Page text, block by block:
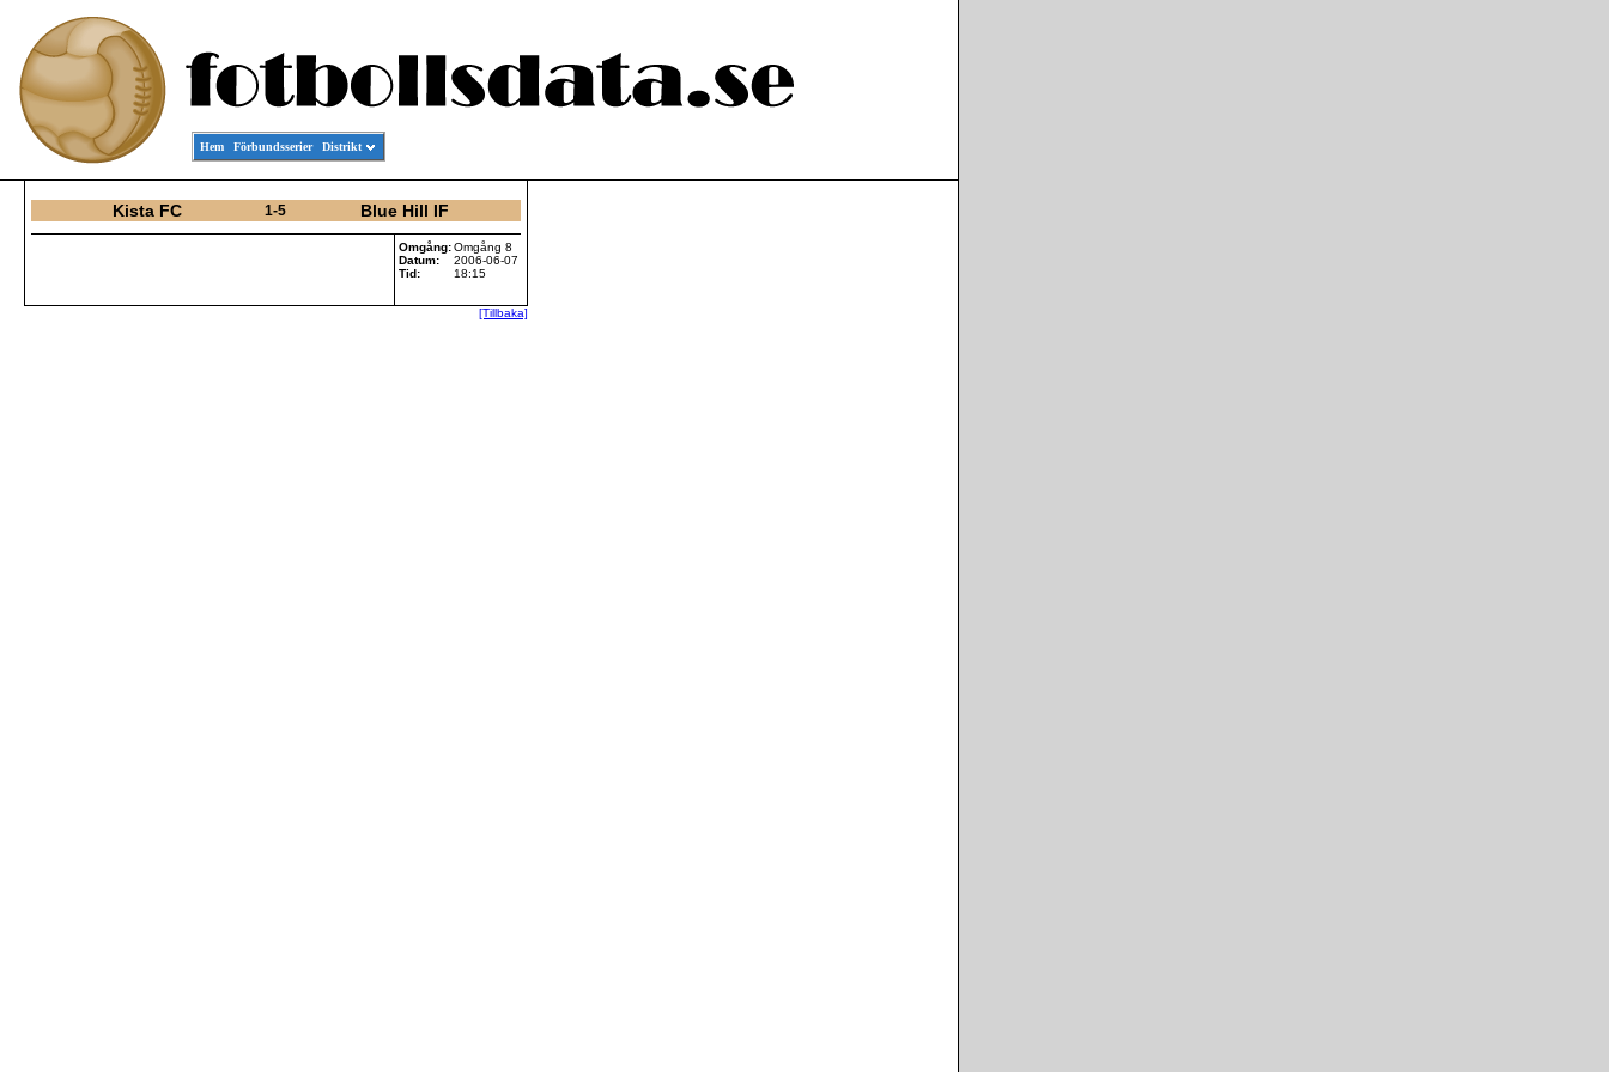
Hem Förbundsserier Distrikt
Kista FC 1-5 Blue Hill IF
Omgång:Omgång 8
Datum:
2006-06-07
Tid:
18:15
[Tillbaka]